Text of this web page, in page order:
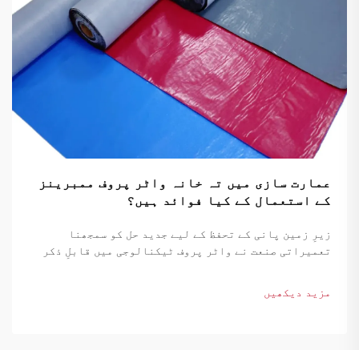
عمارت سازی میں تہ خانہ واٹر پروف ممبرینز
کے استعمال کے کیا فوائد ہیں؟
زیرِ زمین پانی کے تحفظ کے لیے جدید حل کو سمجھنا
تعمیراتی صنعت نے واٹر پروف ٹیکنالوجی میں قابلِ ذکر
مزید دیکھیں